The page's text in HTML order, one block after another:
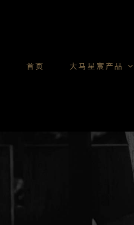
首页 大马星宸产品